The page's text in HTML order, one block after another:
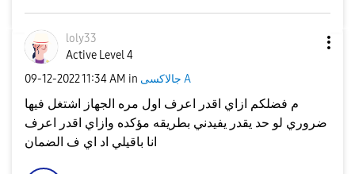
loly33
Active Level 4
‎09-12-202211:34 AM in جالاكسى A
م فضلكم ازاي اقدر اعرف اول مره الجهاز اشتغل فيها
ضروري لو حد يقدر يفيدني بطريقه مؤكده وازاي اقدر اعرف
انا باقيلي اد اي ف الضمان